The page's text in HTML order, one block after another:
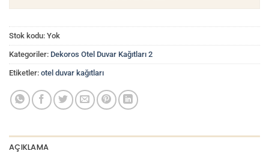
Stok kodu: Yok
Kategoriler: Dekoros Otel Duvar Kağıtları 2
Etiketler: otel duvar kağıtları
AÇIKLAMA